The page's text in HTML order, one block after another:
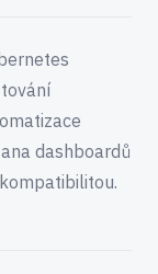
dashboardů